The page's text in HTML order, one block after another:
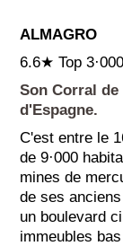
ALMAGRO
6.6★ Top
Son Corral
d'Espagne.
C'est entre le
de 9·000
mines de
de ses
un boulevard
immeubles